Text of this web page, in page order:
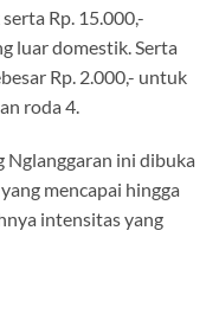
Rp. 15.000,-
luar domestik. Serta
Rp. 2.000,- untuk
roda 4.
ini dibuka
mencapai hingga
intensitas yang